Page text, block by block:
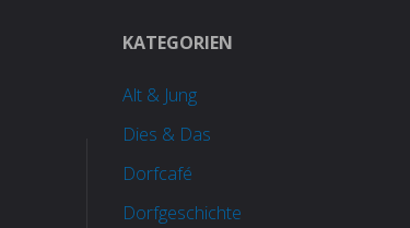
KATEGORIEN
Alt & Jung
Dies & Das
Dorfcafé
Dorfgeschichte